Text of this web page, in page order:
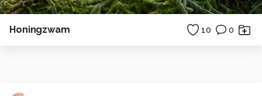
Honingzwam 10 0